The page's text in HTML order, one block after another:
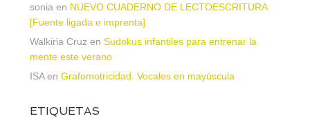
sonia en NUEVO CUADERNO DE LECTOESCRITURA
[Fuente ligada e imprenta]
Walkiria Cruz en Sudokus infantiles para entrenar la
mente este verano
ISAen Grafomotricidad. Vocales en mayúscula
ETIQUETAS